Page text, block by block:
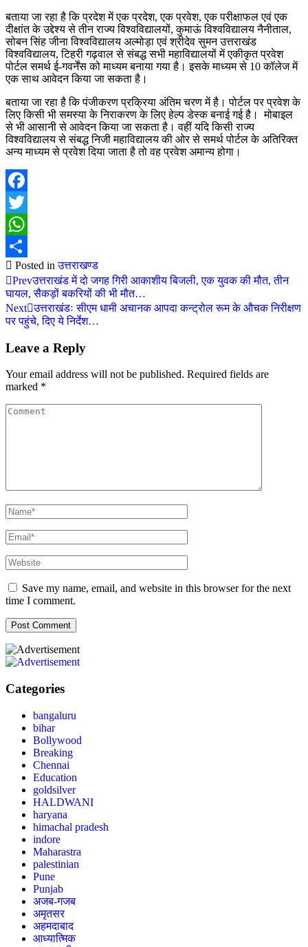
बताया जा रहा है कि प्रदेश में एक प्रदेश, एक प्रवेश, एक परीक्षाफल एवं एक
दीक्षांत के उद्देश्य से तीन राज्य विश्वविद्यालयों, कुमाऊं विश्वविद्यालय नैनीताल,
सोबन सिंह जीना विश्वविद्यालय अल्मोड़ा एवं श्रीदेव सुमन उत्तराखंड
विश्वविद्यालय, टिहरी गढ़वाल से संबद्ध सभी महाविद्यालयों में एकीकृत प्रवेश
पोर्टल समर्थ ई-गवर्नेंस को माध्यम बनाया गया है। इसके माध्यम से 10 कॉलेज में
एक साथ आवेदन किया जा सकता है।
बताया जा रहा है कि पंजीकरण प्रक्रिया अंतिम चरण में है। पोर्टल पर प्रवेश के
लिए किसी भी समस्या के निराकरण के लिए हेल्प डेस्क बनाई गई है। मोबाइल
से भी आसानी से आवेदन किया जा सकता है। वहीं यदि किसी राज्य
विश्वविद्यालय से संबद्ध निजी महाविद्यालय की ओर से समर्थ पोर्टल के अतिरिक्त
अन्य माध्यम से प्रवेश दिया जाता है तो वह प्रवेश अमान्य होगा।
Facebook
Twitter
WhatsApp
Share
Posted inउत्तराखण्ड
Prevउत्तराखंड में दो जगह गिरी आकाशीय बिजली, एक युवक की मौत, तीन
घायल, सैकड़ों बकरियों की भी मौत…
Next उत्तराखंडः सीएम धामी अचानक आपदा कन्ट्रोल रूम के औचक निरीक्षण
पर पहुंचे, दिए ये निर्देश…
Leave a Reply
Your email address will not be published. Required fields are
marked *
Save my name, email, and website in this browser for the next
time I comment.
Categories
bangaluru
bihar
Bollywood
Breaking
Chennai
Education
goldsilver
HALDWANI
haryana
himachal pradesh
indore
Maharastra
palestinian
Pune
Punjab
अजब-गजब
अमृतसर
अहमदाबाद
आध्यात्मिक